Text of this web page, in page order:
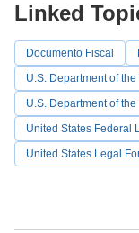
Linked
Documento Fiscal
U.S. Department of
U.S. Department of
United States Federal
United States Legal